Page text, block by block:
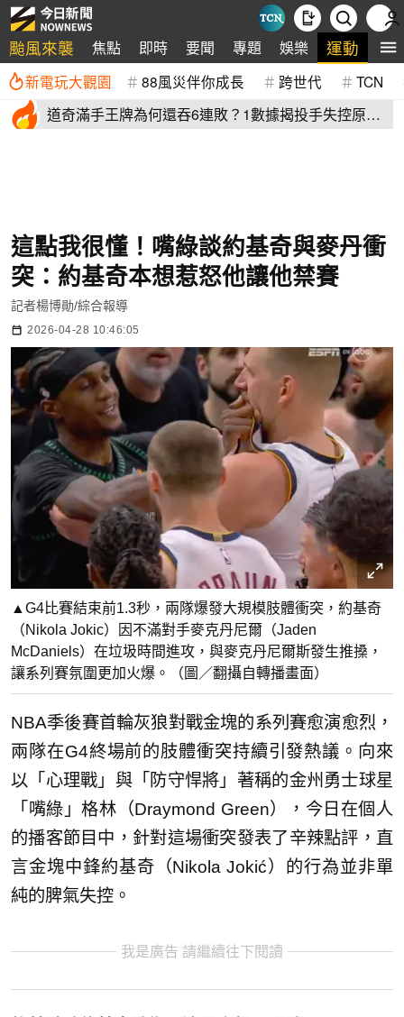
颱風來襲 焦點 即時 要聞 專題 娛樂 運動 全
新電玩大觀園 88風災伴你成長 跨世代 TCN
道奇滿手王牌為何還吞6連敗？1數據揭投手失控原
這點我很懂！嘴綠談約基奇與麥丹衝
突：約基奇本想惹怒他讓他禁賽
記者楊博勛/綜合報導
2026-04-28 10:46:05
▲G4比賽結束前1.3秒，兩隊爆發大規模肢體衝突，約基奇
（Nikola Jokic）因不滿對手麥克丹尼爾（Jaden
McDaniels）在垃圾時間進攻，與麥克丹尼爾斯發生推搡，
讓系列賽氛圍更加火爆。（圖／翻攝自轉播畫面）
NBA季後賽首輪灰狼對戰金塊的系列賽愈演愈烈，
兩隊在G4終場前的肢體衝突持續引發熱議。向來
以「心理戰」與「防守悍將」著稱的金州勇士球星
「嘴綠」格林（Draymond Green），今日在個人
的播客節目中，針對這場衝突發表了辛辣點評，直
言金塊中鋒約基奇（Nikola Jokić）的行為並非單
純的脾氣失控。
我是廣告 請繼續往下閱讀